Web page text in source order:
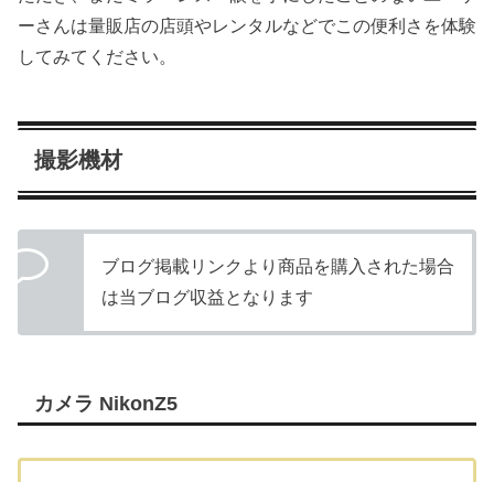
ーさんは量販店の店頭やレンタルなどでこの便利さを体験
してみてください。
撮影機材
ブログ掲載リンクより商品を購入された場合
は当ブログ収益となります
カメラ NikonZ5